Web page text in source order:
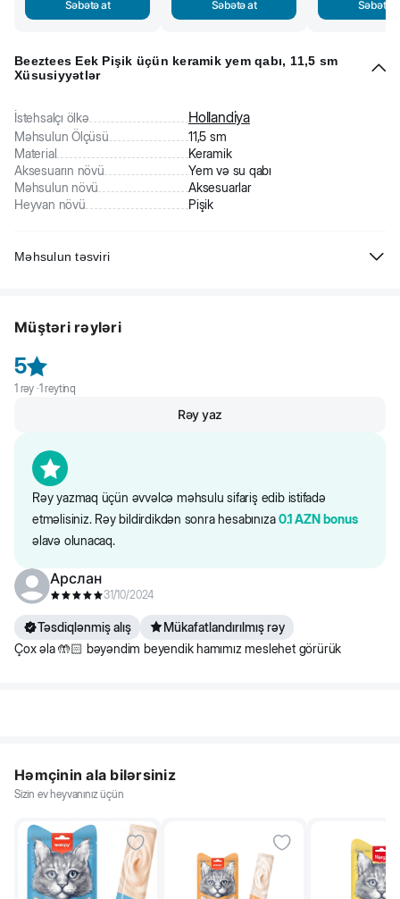
Səbətə at Səbətə at Səbətə
Beeztees Eek Pişik üçün keramik yem qabı, 11,5 sm
Xüsusiyyətlər
İstehsalçı ölkə Hollandiya
Məhsulun Ölçüsü
11,5 sm
Material
Keramik
Aksesuarın növü
Yem və su qabı
Məhsulun növü
Aksesuarlar
Heyvan növü
Pişik
Məhsulun təsviri
Ölçüsü: 11,5 sm
Müştəri rəyləri
5
1 rəy ·1 reytinq
Rəy yazmaq üçün əvvəlcə məhsulu sifariş edib istifadə
etməlisiniz. Rəy bildirdikdən sonra hesabınıza0.1 AZN bonus
əlavə olunacaq.
Rəy yaz
Арслан
31/10/2024
Təsdiqlənmiş alış
Mükafatlandırılmış rəy
Çox əla 🤲🏻 bəyəndim beyendik hamımız meslehet görürük
Həmçinin ala bilərsiniz
Sizin ev heyvanınız üçün